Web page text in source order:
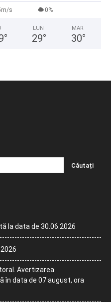
s 0%
°
LUN
29°
MAR
30°
la data de 30.06.2026
Avertizarea
în data de 07 august, ora